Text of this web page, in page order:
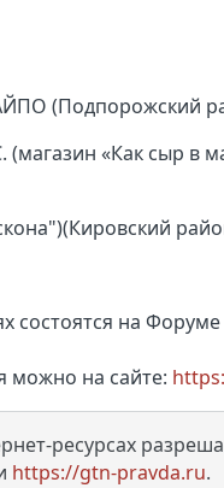
(Подпорожский
«Как сыр в
состоятся на
можно на сайте:
ресурсах
https://gtn-pravda.ru.